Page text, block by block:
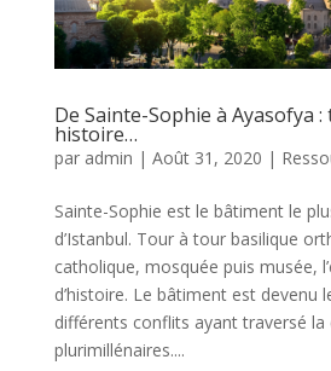
De Sainte-Sophie à Ayasofya
histoire…
par admin | Août 31, 2020 |
Sainte-Sophie est le bâtiment le
d’Istanbul. Tour à tour basilique
catholique, mosquée puis musée,
d’histoire. Le bâtiment est devenu
différents conflits ayant traversé la
plurimillénaires....